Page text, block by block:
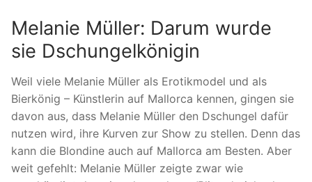
Melanie Müller: Darum wurde
sie Dschungelkönigin
Weil viele Melanie Müller als Erotikmodel und als
Bierkönig – Künstlerin auf Mallorca kennen, gingen sie
davon aus, dass Melanie Müller den Dschungel dafür
nutzen wird, ihre Kurven zur Show zu stellen. Denn das
kann die Blondine auch auf Mallorca am Besten. Aber
weit gefehlt: Melanie Müller zeigte zwar wie